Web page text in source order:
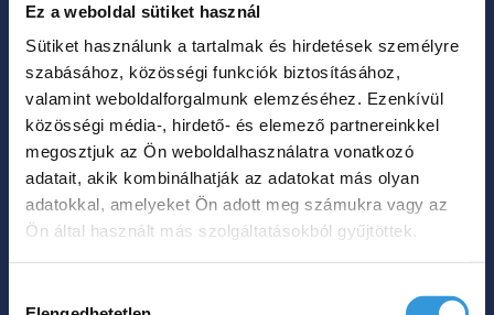
Ez a weboldal sütiket használ
Sütiket használunk a tartalmak és hirdetések személyre
szabásához, közösségi funkciók biztosításához,
valamint weboldalforgalmunk elemzéséhez. Ezenkívül
közösségi média-, hirdető- és elemező partnereinkkel
megosztjuk az Ön weboldalhasználatra vonatkozó
adatait, akik kombinálhatják az adatokat más olyan
adatokkal, amelyeket Ön adott meg számukra vagy az
Ön által használt más szolgáltatásokból gyűjtöttek.
535 000Ft
Megnézem